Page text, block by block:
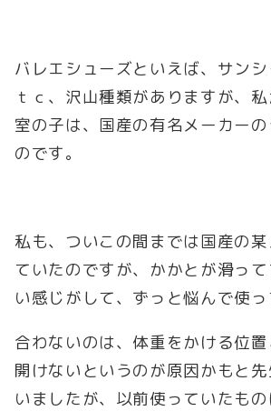
バレエシューズといえば、サンシ
ｔｃ、沢山種類がありますが、
室の子は、国産の有名メーカー
のです。
私も、ついこの間までは国産の
ていたのですが、かかとが滑っ
い感じがして、ずっと悩んで使っ
合わないのは、体重をかける位
開けないというのが原因かもと
いましたが、以前使っていたも